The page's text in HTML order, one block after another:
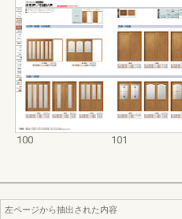
100 101
左ページから抽出された内容